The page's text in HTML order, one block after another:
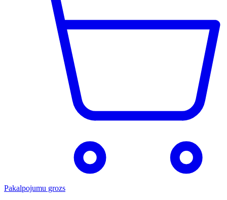
Pakalpojumu grozs